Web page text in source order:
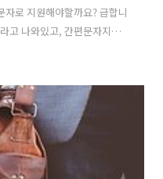
로 지원해야할까요? 급합니
고 나와있고, 간편문자지원
이 구인공고를 보고 간편문
건설워커 네이버 지식iN 채택
222997054363 알바
알바몬 간편문자지원과 온라
(구인구직사이트 1위)으